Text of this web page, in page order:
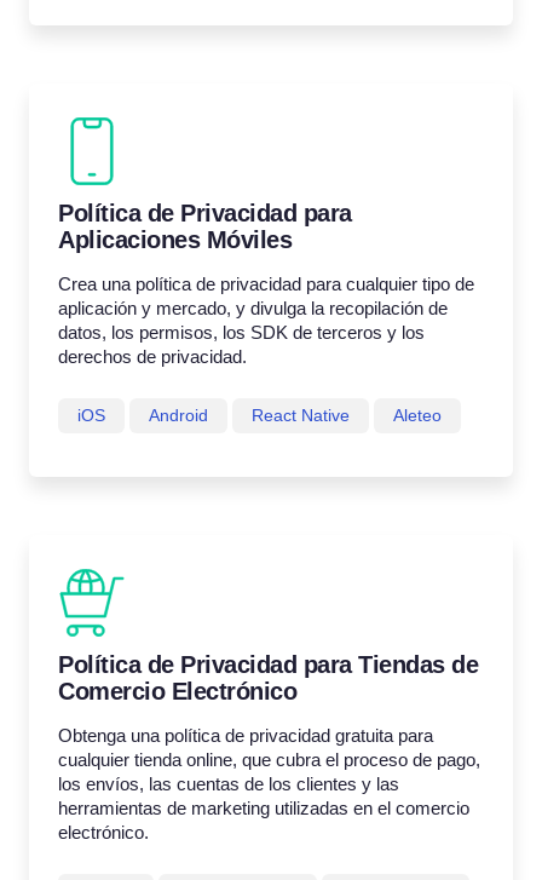
Política de Privacidad para
Aplicaciones Móviles
Crea una política de privacidad para cualquier tipo de
aplicación y mercado, y divulga la recopilación de
datos, los permisos, los SDK de terceros y los
derechos de privacidad.
iOS Android React Native Aleteo
Política de Privacidad para Tiendas de
Comercio Electrónico
Obtenga una política de privacidad gratuita para
cualquier tienda online, que cubra el proceso de pago,
los envíos, las cuentas de los clientes y las
herramientas de marketing utilizadas en el comercio
electrónico.